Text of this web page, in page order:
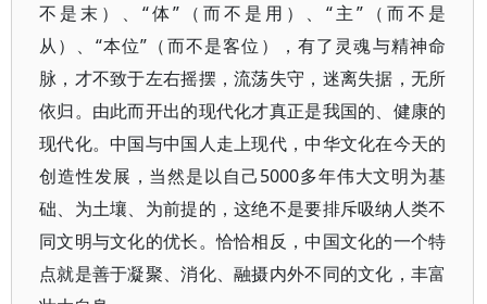
不是末）、“体”（而不是用）、“主”（而不是
从）、“本位”（而不是客位），有了灵魂与精神命
脉，才不致于左右摇摆，流荡失守，迷离失据，无所
依归。由此而开出的现代化才真正是我国的、健康的
现代化。中国与中国人走上现代，中华文化在今天的
创造性发展，当然是以自己5000多年伟大文明为基
础、为土壤、为前提的，这绝不是要排斥吸纳人类不
同文明与文化的优长。恰恰相反，中国文化的一个特
点就是善于凝聚、消化、融摄内外不同的文化，丰富